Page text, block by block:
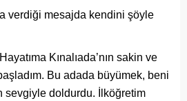
verdiği mesajda kendini şöyle
Kınalıada’nın sakin ve
Bu adada büyümek, beni
sevgiyle doldurdu. İlköğretim